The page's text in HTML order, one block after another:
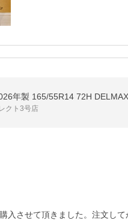
年製 165/55R14 72H
クト3号店
入させて頂きました。注文して